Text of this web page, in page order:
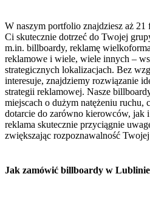
W naszym portfolio znajdziesz aż
Ci skutecznie dotrzeć do Twojej
m.in. billboardy, reklamę
reklamowe i wiele, wiele innych –
strategicznych lokalizacjach. Bez
interesuje, znajdziemy rozwiązanie
strategii reklamowej. Nasze
miejscach o dużym natężeniu ruchu,
dotarcie do zarówno kierowców, jak
reklama skutecznie przyciągnie
zwiększając rozpoznawalność
Jak zamówić billboardy w